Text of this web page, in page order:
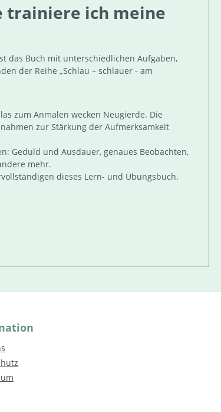
trainiere ich meine
das Buch mit unterschiedlichen Aufgaben,
der Reihe „Schlau – schlauer - am
zum Anmalen wecken Neugierde. Die
zur Stärkung der Aufmerksamkeit
Geduld und Ausdauer, genaues Beobachten,
mehr.
dieses Lern- und Übungsbuch.